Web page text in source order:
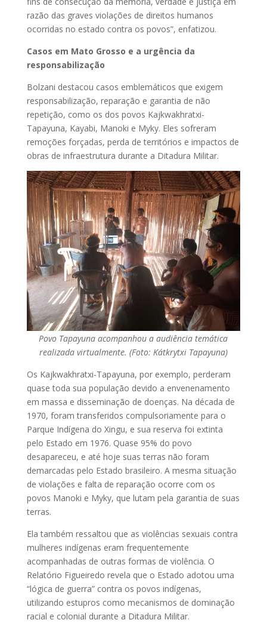
razão das graves violações de direitos humanos
ocorridas no estado contra os povos”, enfatizou.
Casos em Mato Grosso e a urgência da
responsabilização
Bolzani destacou casos emblemáticos que exigem
responsabilização, reparação e garantia de não
repetição, como os dos povos Kajkwakhratxi-
Tapayuna, Kayabi, Manoki e Myky. Eles sofreram
remoções forçadas, perda de territórios e impactos de
obras de infraestrutura durante a Ditadura Militar.
Povo Tapayuna acompanhou a audiência temática
realizada virtualmente. (Foto: Kátkrytxi Tapayuna)
Os Kajkwakhratxi-Tapayuna, por exemplo, perderam
quase toda sua população devido a envenenamento
em massa e disseminação de doenças. Na década de
1970, foram transferidos compulsoriamente para o
Parque Indígena do Xingu, e sua reserva foi extinta
pelo Estado em 1976. Quase 95% do povo
desapareceu, e até hoje suas terras não foram
demarcadas pelo Estado brasileiro. A mesma situação
de violações e falta de reparação ocorre com os
povos Manoki e Myky, que lutam pela garantia de suas
terras.
Ela também ressaltou que as violências sexuais contra
mulheres indígenas eram frequentemente
acompanhadas de outras formas de violência. O
Relatório Figueiredo revela que o Estado adotou uma
“lógica de guerra” contra os povos indígenas,
utilizando estupros como mecanismos de dominação
racial e colonial durante a Ditadura Militar.